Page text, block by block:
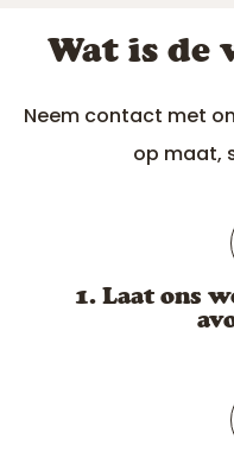
Wat is de
Neem contact met
op maat,
1. Laat ons